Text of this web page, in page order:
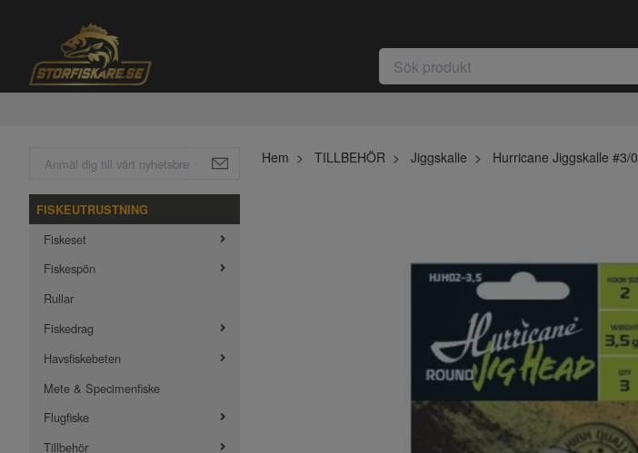
FISKEUTRUSTNING
Fiskeset
Fiskespön
Rullar
Fiskedrag
Havsfiskebeten
Mete & Specimenfiske
Flugfiske
Tillbehör
Hem TILLBEHÖR Jiggskalle Hurricane Jiggskalle #3/